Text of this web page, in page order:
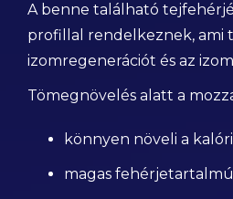
A benne található
profillal rendelkeznek, ami
izomregenerációt és az
Tömegnövelés alatt a
könnyen növeli a
magas fehérjetartalmú